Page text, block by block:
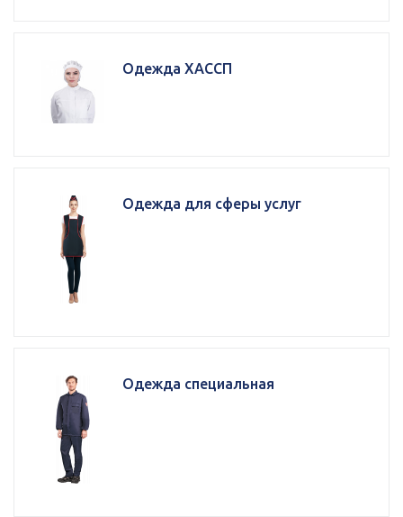
Одежда ХАССП
Одежда для сферы услуг
Одежда специальная